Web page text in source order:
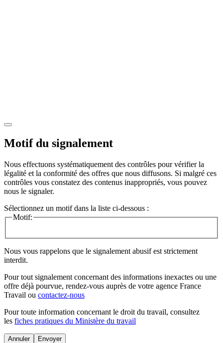
Motif du signalement
Nous effectuons systématiquement des contrôles pour vérifier la
légalité et la conformité des offres que nous diffusons. Si malgré ces
contrôles vous constatez des contenus inappropriés, vous pouvez
nous le signaler.
Sélectionnez un motif dans la liste ci-dessous :
Motif:
Nous vous rappelons que le signalement abusif est strictement
interdit.
Pour tout signalement concernant des informations inexactes ou une
offre déjà pourvue, rendez-vous auprès de votre agence France
Travail ou contactez-nous
Pour toute information concernant le droit du travail, consultez
les fiches pratiques du Ministère du travail
Annuler